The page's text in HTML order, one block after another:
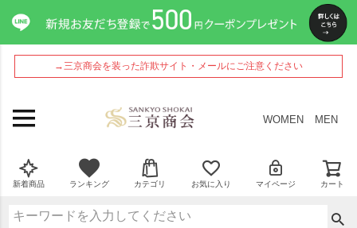
→三京商会を装った詐欺サイト・メールにご注意ください
WOMEN MEN
新着商品 ランキング カテゴリ お気に入り マイページ カート
ペー
ジト
ップ
へ